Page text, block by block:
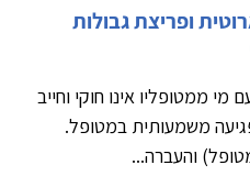
ופריצת גבולות
ממטופליו אינו חוקי וחייב
משמעותית במטופל.
והעברה...